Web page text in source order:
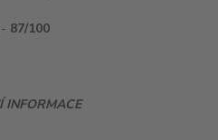
87/100
INFORMACE